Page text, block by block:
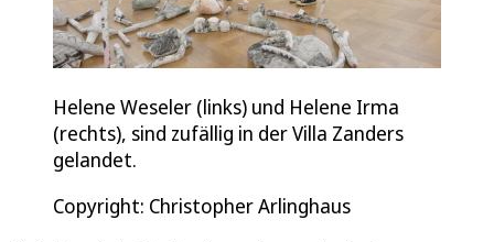
Helene Weseler (links) und Helene Irma
(rechts), sind zufällig in der Villa Zanders
gelandet.
Copyright: Christopher Arlinghaus